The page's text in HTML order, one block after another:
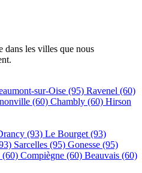
dans les villes que nous
sur-Oise (95) Ravenel (60)
(60) Chambly (60) Hirson
(93) Le Bourget (93)
Sarcelles (95) Gonesse (95)
(60) Compiègne (60) Beauvais (60)